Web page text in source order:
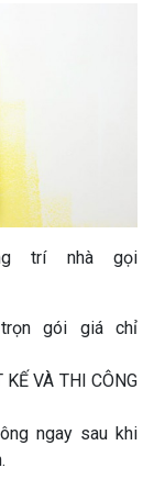
trí nhà gọi
gói giá chỉ
VÀ THI CÔNG
ngay sau khi